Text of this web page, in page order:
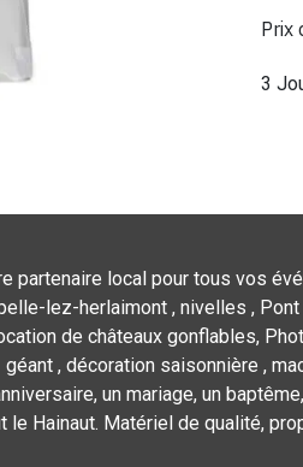
Prix
3
partenaire local pour tous vos
lez-herlaimont , nivelles , Pont
de châteaux gonflables,
géant , décoration saisonnière ,
un mariage, un
le Hainaut. Matériel de qualité,